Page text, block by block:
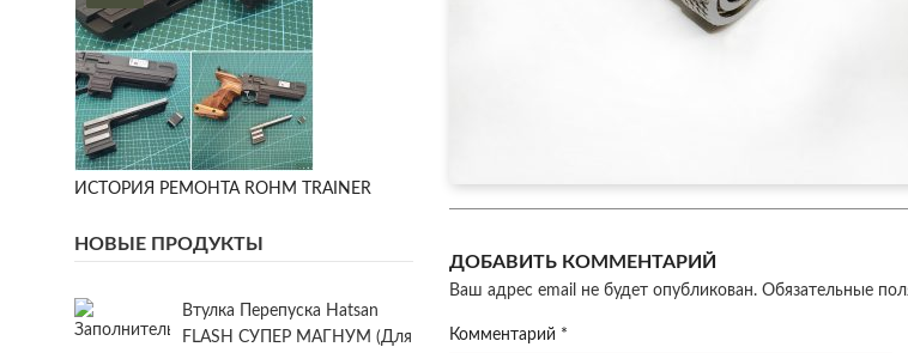
ДОБАВИТЬ КОММЕНТАРИЙ
Ваш адрес email не будет опубликован. Обязательные
Комментарий *
ИСТОРИЯ РЕМОНТА ROHM TRAINER
НОВЫЕ ПРОДУКТЫ
Втулка Перепуска Hatsan
FLASH СУПЕР МАГНУМ (для